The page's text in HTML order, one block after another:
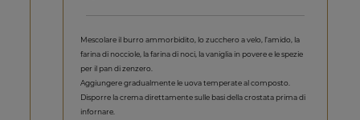
Mescolare il burro ammorbidito, lo zucchero a velo, l’amido, la
farina di nocciole, la farina di noci, la vaniglia in povere e le spezie
per il pan di zenzero.
Aggiungere gradualmente le uova temperate al composto.
Disporre la crema direttamente sulle basi della crostata prima di
infornare.